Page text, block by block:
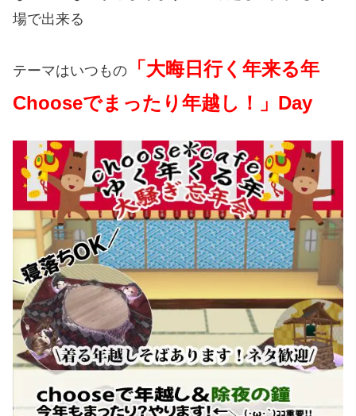
場で出来る
テーマはいつもの
「大晦日行く年来る年
Chooseでまったり年越し！」Day